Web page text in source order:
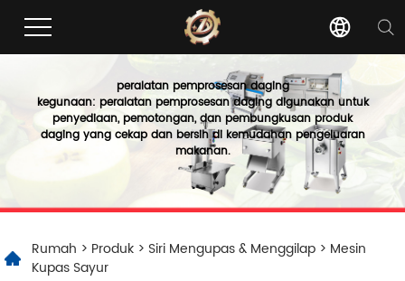
peralatan pemprosesan daging
kegunaan: peralatan pemprosesan daging digunakan untuk
penyediaan, pemotongan, dan pembungkusan produk
daging yang cekap dan bersih di kemudahan pengeluaran
makanan.
Rumah > Produk > Siri Mengupas & Menggilap > Mesin
Kupas Sayur